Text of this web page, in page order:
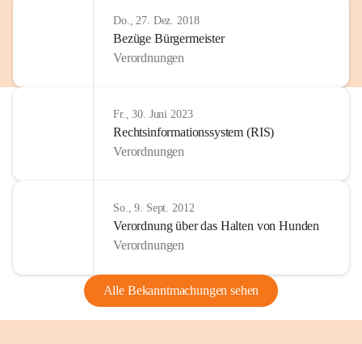
Do., 27. Dez. 2018
Bezüge Bürgermeister
Verordnungen
Fr., 30. Juni 2023
Rechtsinformationssystem (RIS)
Verordnungen
So., 9. Sept. 2012
Verordnung über das Halten von Hunden
Verordnungen
Alle Bekanntmachungen sehen